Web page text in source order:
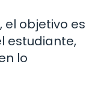
el objetivo es
estudiante,
lo